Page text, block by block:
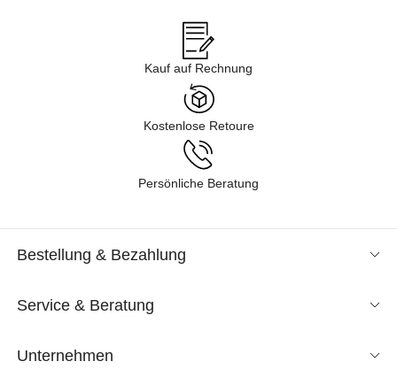
Kauf auf Rechnung
Kostenlose Retoure
Persönliche Beratung
Bestellung & Bezahlung
Service & Beratung
Unternehmen